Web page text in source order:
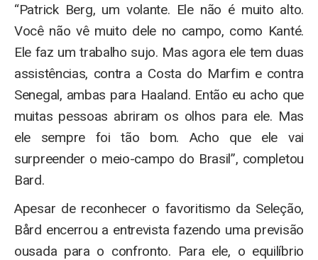
“Patrick Berg, um volante. Ele não é muito alto.
Você não vê muito dele no campo, como Kanté.
Ele faz um trabalho sujo. Mas agora ele tem duas
assistências, contra a Costa do Marfim e contra
Senegal, ambas para Haaland. Então eu acho que
muitas pessoas abriram os olhos para ele. Mas
ele sempre foi tão bom. Acho que ele vai
surpreender o meio-campo do Brasil”, completou
Bard.
Apesar de reconhecer o favoritismo da Seleção,
Bård encerrou a entrevista fazendo uma previsão
ousada para o confronto. Para ele, o equilíbrio